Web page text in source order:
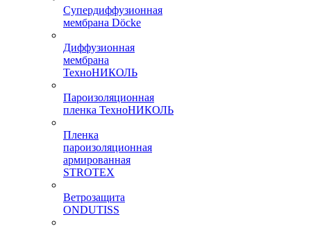
Супердиффузионная
мембрана Döcke
Диффузионная
мембрана
ТехноНИКОЛЬ
Пароизоляционная
пленка ТехноНИКОЛЬ
Пленка
пароизоляционная
армированная
STROTEX
Ветрозащита
ONDUTISS